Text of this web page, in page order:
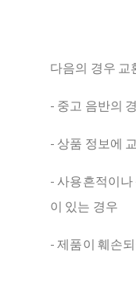
다음의 경우 교
- 중고 음반의
- 상품 정보에
- 사용흔적이나
이 있는 경우
- 제품이 훼손